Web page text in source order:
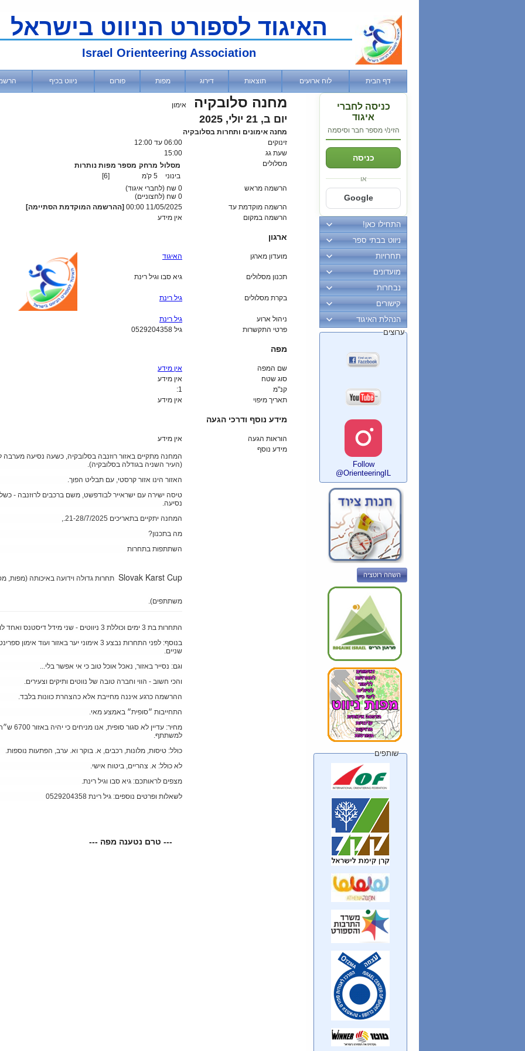
האיגוד לספורט הניווט בישראל
Israel Orienteering Association
דף הבית לוח ארועים תוצאות דירוג מפות פורום ניווט בכיף
מחנה סלובקיה אימון
יום ב, 21 יולי, 2025
מחנה אימונים ותחרות בסלובקיה
זינוקים
06:00 עד 12:00
שעת גג
15:00
מסלולים
מסלול מרחק מספר מפות נותרות
בינוני
5 ק'מ
[6]
הרשמה מראש
0 שח (לחברי איגוד)
0 שח (לחצוניים)
הרשמה מוקדמת עד
11/05/2025 00:00
[ההרשמה המוקדמת הסתיימה]
הרשמה במקום
אין מידע
ארגון
מועדון מארגן האיגוד
תכנון מסלולים גיא סבו וגיל רינת
בקרת מסלולים גיל רינת
ניהול ארוע
גיל רינת
פרטי התקשרות
גיל 0529204358
מפה
שם המפה
אין מידע
סוג שטח
אין מידע
קנ"מ
1:
תאריך מיפוי
אין מידע
מידע נוסף ודרכי הגעה
הוראות הגעה
אין מידע
מידע נוסף
המחנה מתקיים באזור רוזנבה בסלובקיה, כשעה נסיעה מערבה
(העיר השניה בגודלה בסלובקיה).
האזור הינו אזור קרסטי, עם תבליט הפוך.
טיסה ישירה עם ישראייר לבודפשט, משם ברכבים לרוזנבה -
נסיעה.
המחנה יתקיים בתאריכים 21-28/7/2025.,
מה בתכנון?
השתתפות בתחרות
Slovak Karst Cup תחרות גדולה וידועה באיכותה (מפות,
משתתפים).
התחרות בת 3 ימים וכוללת 3 ניווטים - שני מידל דיסטנס ואחד לונג.
בנוסף: לפני התחרות נבצע 3 אימוני יער באזור ועוד אימון
שניים.
וגם: נסייר באזור, נאכל אוכל טוב כי אי אפשר בלי...
והכי חשוב - הווי וחברה טובה של נווטים ותיקים וצעירים.
ההרשמה כרגע איננה מחייבת אלא כהצהרת כוונות בלבד.
התחייבות ״סופית״ באמצע מאי.
מחיר: עדיין לא סגור סופית, אנו מניחים כי יהיה
למשתתף.
כולל: טיסות, מלונות, רכבים, א. בוקר וא. ערב, הפתעות נוספות.
לא כולל: א. צהריים, ביטוח אישי.
מצפים לראותכם: גיא סבו וגיל רינת.
לשאלות ופרטים נוספים: גיל רינת 0529204358
--- טרם נטענה מפה ---
כניסה לחברי
איגוד
הזינ/י מספר חבר וסיסמה
כניסה
או
Google
התחילו כאן!
ניווט בבתי ספר
תחרויות
מועדונים
נבחרות
קישורים
הנהלת האיגוד
ערוצים
Follow
@OrienteeringIL
השהה רוטציה
שותפים